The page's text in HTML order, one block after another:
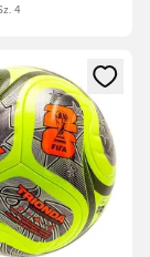
4
εγγραφείτε ως
Modal για να